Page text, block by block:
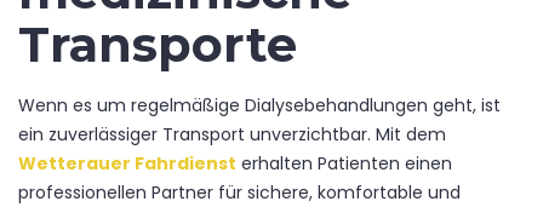
Transporte
Wenn es um regelmäßige Dialysebehandlungen geht, ist
ein zuverlässiger Transport unverzichtbar. Mit dem
Wetterauer Fahrdienst erhalten Patienten einen
professionellen Partner für sichere, komfortable und